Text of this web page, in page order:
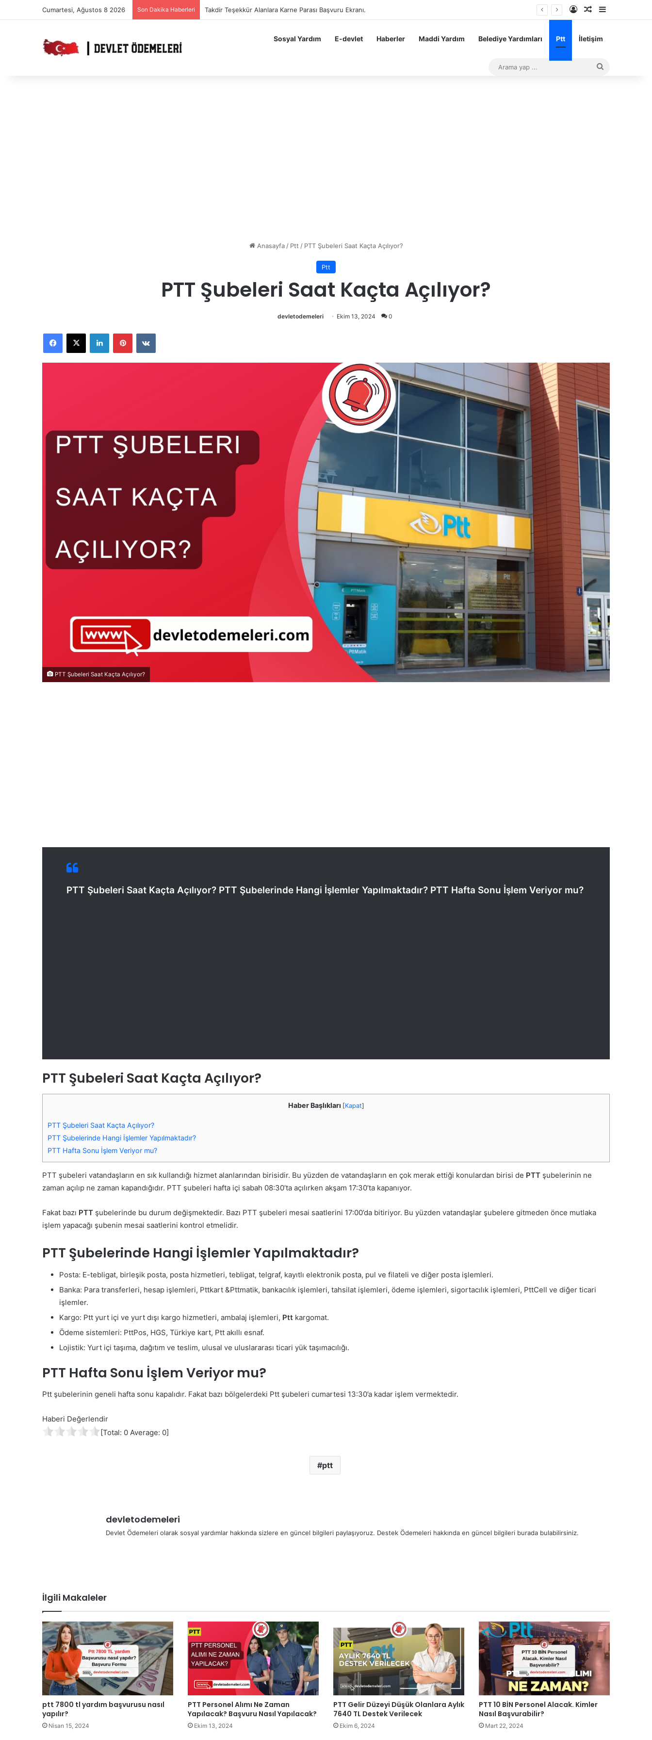
Cumartesi, Ağustos 8 2026 Son Dakika Haberleri Takdir Teşekkür Alanlara Karne Parası Başvuru Ekranı. Kayıt OlRastgele Makale
Sosyal Yardım E-devlet Haberler Maddi Yardım Belediye Yardımları Ptt İletişim
Anasayfa / Ptt / PTT Şubeleri Saat Kaçta Açılıyor?
Ptt
PTT Şubeleri Saat Kaçta Açılıyor?
devletodemeleri Ekim 13, 2024 0
PTT Şubeleri Saat Kaçta Açılıyor?
PTT Şubeleri Saat Kaçta Açılıyor? PTT Şubelerinde Hangi İşlemler Yapılmaktadır? PTT Hafta Sonu İşlem Veriyor mu?
PTT Şubeleri Saat Kaçta Açılıyor?
Haber Başlıkları [Kapat]
PTT Şubeleri Saat Kaçta Açılıyor?
PTT Şubelerinde Hangi İşlemler Yapılmaktadır?
PTT Hafta Sonu İşlem Veriyor mu?
PTT şubeleri vatandaşların en sık kullandığı hizmet alanlarından birisidir. Bu yüzden de vatandaşların en çok merak ettiği konulardan birisi de PTT şubelerinin ne
zaman açılıp ne zaman kapandığıdır. PTT şubeleri hafta içi sabah 08:30’ta açılırken akşam 17:30’ta kapanıyor.
Fakat bazı PTT şubelerinde bu durum değişmektedir. Bazı PTT şubeleri mesai saatlerini 17:00’da bitiriyor. Bu yüzden vatandaşlar şubelere gitmeden önce mutlaka
işlem yapacağı şubenin mesai saatlerini kontrol etmelidir.
PTT Şubelerinde Hangi İşlemler Yapılmaktadır?
Posta: E-tebligat, birleşik posta, posta hizmetleri, tebligat, telgraf, kayıtlı elektronik posta, pul ve filateli ve diğer posta işlemleri.
Banka: Para transferleri, hesap işlemleri, Pttkart &Pttmatik, bankacılık işlemleri, tahsilat işlemleri, ödeme işlemleri, sigortacılık işlemleri, PttCell ve diğer ticari
işlemler.
Kargo: Ptt yurt içi ve yurt dışı kargo hizmetleri, ambalaj işlemleri, Ptt kargomat.
Ödeme sistemleri: PttPos, HGS, Türkiye kart, Ptt akıllı esnaf.
Lojistik: Yurt içi taşıma, dağıtım ve teslim, ulusal ve uluslararası ticari yük taşımacılığı.
PTT Hafta Sonu İşlem Veriyor mu?
Ptt şubelerinin geneli hafta sonu kapalıdır. Fakat bazı bölgelerdeki Ptt şubeleri cumartesi 13:30’a kadar işlem vermektedir.
Haberi Değerlendir
[Total: 0 Average: 0]
ptt
devletodemeleri
Devlet Ödemeleri olarak sosyal yardımlar hakkında sizlere en güncel bilgileri paylaşıyoruz. Destek Ödemeleri hakkında en güncel bilgileri burada bulabilirsiniz.
İlgili Makaleler
ptt 7800 tl yardım başvurusu nasıl
yapılır?
Nisan 15, 2024
PTT Personel Alımı Ne Zaman
Yapılacak? Başvuru Nasıl Yapılacak?
Ekim 13, 2024
PTT Gelir Düzeyi Düşük Olanlara Aylık
7640 TL Destek Verilecek
Ekim 6, 2024
PTT 10 BİN Personel Alacak. Kimler
Nasıl Başvurabilir?
Mart 22, 2024